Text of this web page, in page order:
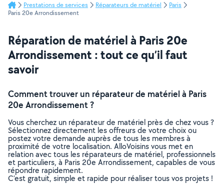
Prestations de services Réparateurs de matériel
Paris
Paris 20e Arrondissement
Réparation de matériel à Paris 20e
Arrondissement : tout ce qu’il faut
savoir
Comment trouver un réparateur de matériel à Paris
20e Arrondissement ?
Vous cherchez un réparateur de matériel près de chez vous ?
Sélectionnez directement les offreurs de votre choix ou
postez votre demande auprès de tous les membres à
proximité de votre localisation. AlloVoisins vous met en
relation avec tous les réparateurs de matériel, professionnels
et particuliers, à Paris 20e Arrondissement, capables de vous
répondre rapidement.
C’est gratuit, simple et rapide pour réaliser tous vos projets !